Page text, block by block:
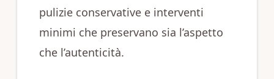
pulizie conservative e interventi
minimi che preservano sia l’aspetto
che l’autenticità.